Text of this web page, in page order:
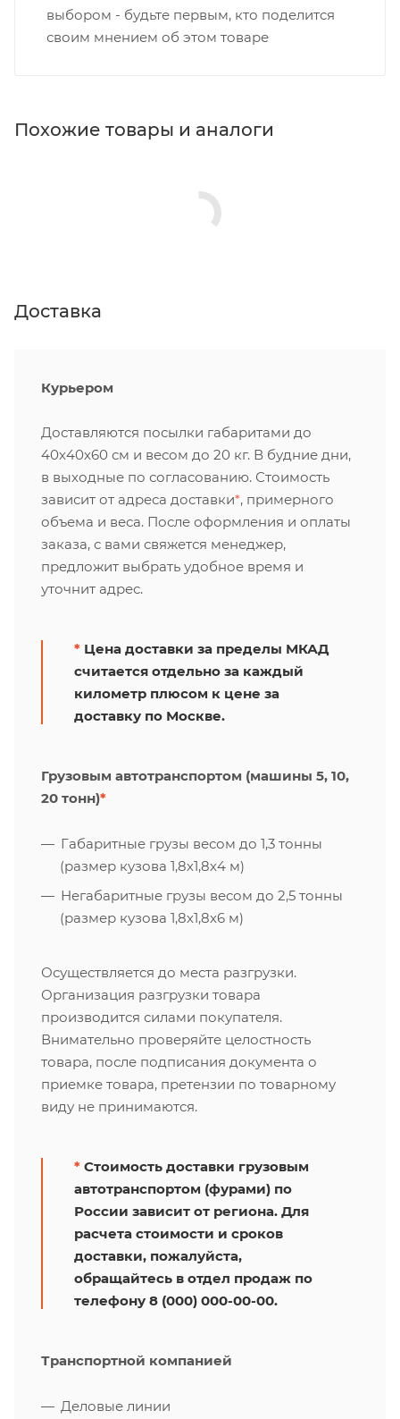
выбором - будьте первым, кто поделится
своим мнением об этом товаре
Похожие товары и аналоги
Доставка
Курьером
Доставляются посылки габаритами до
40х40х60 см и весом до 20 кг. В будние дни,
в выходные по согласованию. Стоимость
зависит от адреса доставки*, примерного
объема и веса. После оформления и оплаты
заказа, с вами свяжется менеджер,
предложит выбрать удобное время и
уточнит адрес.
* Цена доставки за пределы МКАД
считается отдельно за каждый
километр плюсом к цене за
доставку по Москве.
Грузовым автотранспортом (машины 5, 10,
20 тонн)*
Габаритные грузы весом до 1,3 тонны
(размер кузова 1,8х1,8х4 м)
Негабаритные грузы весом до 2,5 тонны
(размер кузова 1,8х1,8х6 м)
Осуществляется до места разгрузки.
Организация разгрузки товара
производится силами покупателя.
Внимательно проверяйте целостность
товара, после подписания документа о
приемке товара, претензии по товарному
виду не принимаются.
* Стоимость доставки грузовым
автотранспортом (фурами) по
России зависит от региона. Для
расчета стоимости и сроков
доставки, пожалуйста,
обращайтесь в отдел продаж по
телефону 8 (000) 000-00-00.
Транспортной компанией
Деловые линии